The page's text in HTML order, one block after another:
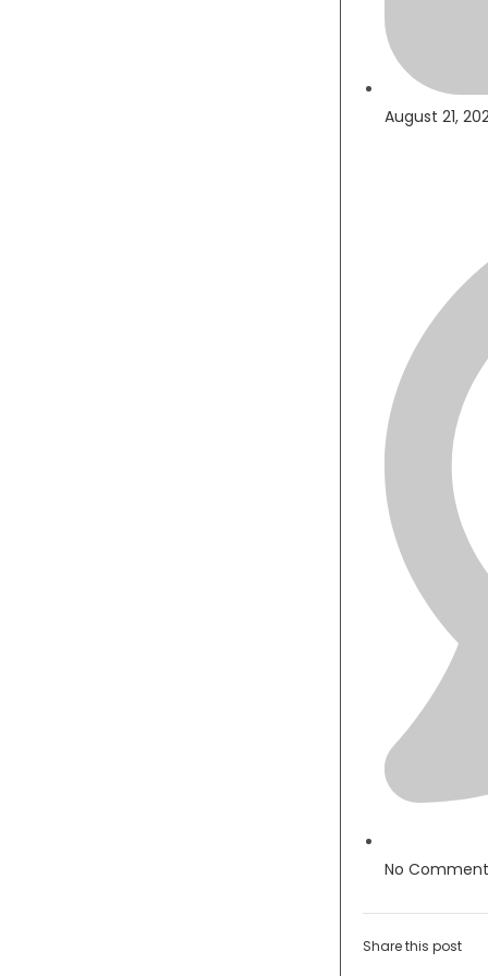
August 21,
No
Share this post